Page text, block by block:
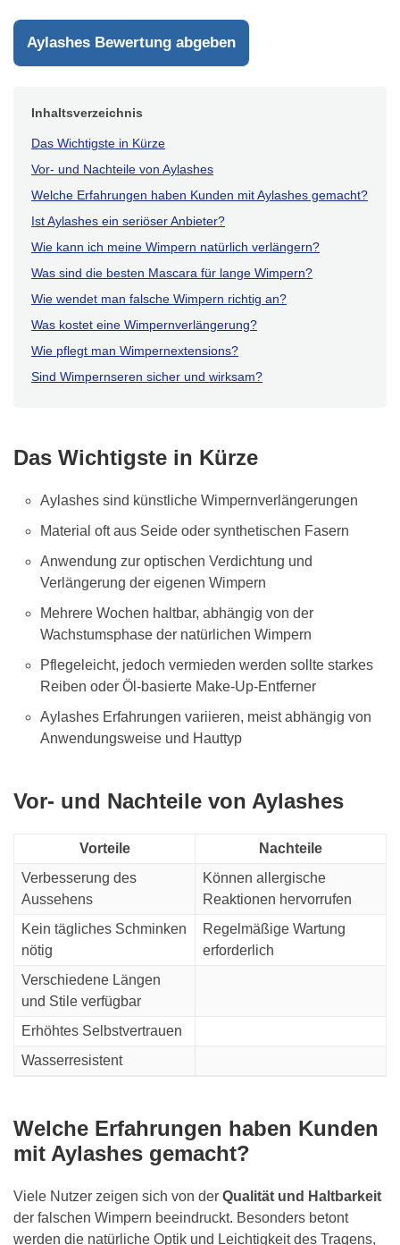
Pluspunkt ist. Natürlich sollte man starkes Reiben und
Öl-basierte Make-Up-Entferner vermeiden, aber das ist
bei künstlichen Wimpern ja allgemein bekannt. Meine
aus. Ich habe verschiedenste Reaktionen bekommen,
aber alle waren durchweg positiv. Das Tragegefühl ist
Aylashes Bewertung abgeben
Inhaltsverzeichnis
Das Wichtigste in Kürze
Vor- und Nachteile von Aylashes
Welche Erfahrungen haben Kunden mit Aylashes gemacht?
Ist Aylashes ein seriöser Anbieter?
Wie kann ich meine Wimpern natürlich verlängern?
Was sind die besten Mascara für lange Wimpern?
Wie wendet man falsche Wimpern richtig an?
Was kostet eine Wimpernverlängerung?
Wie pflegt man Wimpernextensions?
Sind Wimpernseren sicher und wirksam?
Das Wichtigste in Kürze
Aylashes sind künstliche Wimpernverlängerungen
Material oft aus Seide oder synthetischen Fasern
Anwendung zur optischen Verdichtung und
Verlängerung der eigenen Wimpern
Mehrere Wochen haltbar, abhängig von der
Wachstumsphase der natürlichen Wimpern
Pflegeleicht, jedoch vermieden werden sollte starkes
Reiben oder Öl-basierte Make-Up-Entferner
Aylashes Erfahrungen variieren, meist abhängig von
Anwendungsweise und Hauttyp
Vor- und Nachteile von Aylashes
Vorteile
Nachteile
Verbesserung des
Aussehens
Können allergische
Reaktionen hervorrufen
Kein tägliches Schminken
nötig
Regelmäßige Wartung
erforderlich
Verschiedene Längen
und Stile verfügbar
Erhöhtes Selbstvertrauen
Wasserresistent
Welche Erfahrungen haben Kunden
mit Aylashes gemacht?
Viele Nutzer zeigen sich von der Qualität und Haltbarkeit
der falschen Wimpern beeindruckt. Besonders betont
werden die natürliche Optik und Leichtigkeit des Tragens,